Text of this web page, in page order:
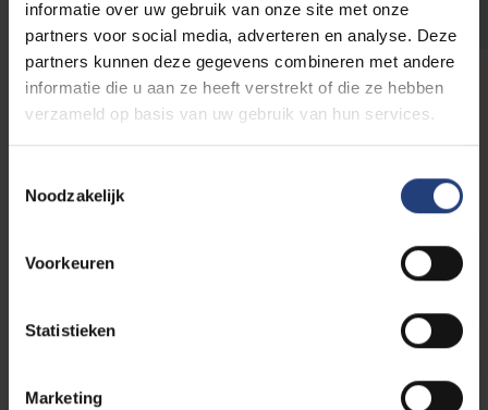
informatie over uw gebruik van onze site met onze
partners voor social media, adverteren en analyse. Deze
partners kunnen deze gegevens combineren met andere
informatie die u aan ze heeft verstrekt of die ze hebben
verzameld op basis van uw gebruik van hun services.
Noodzakelijk
Voorkeuren
Statistieken
Marketing
Praktische info voor je
nodig?
Deadlines